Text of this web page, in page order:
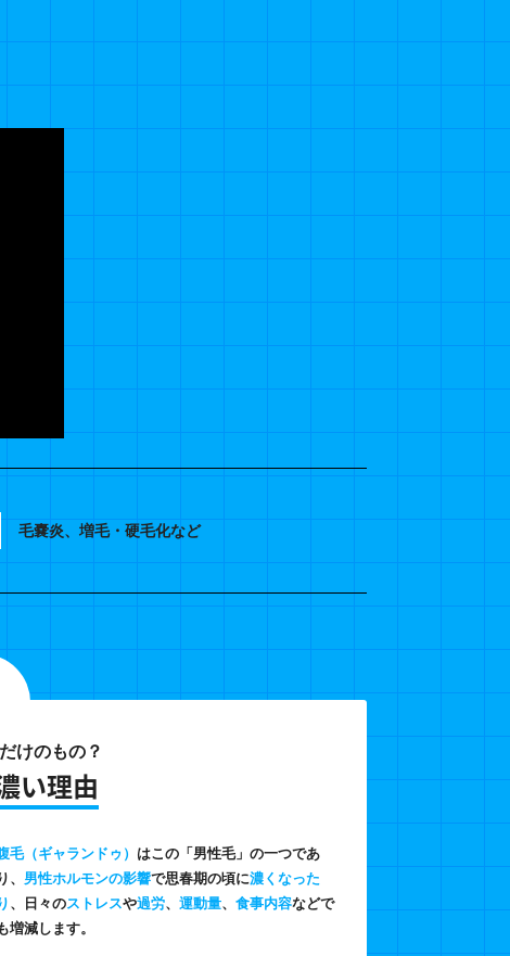
毛嚢炎、増毛・硬毛化など
けのもの？
い理由
毛（ギャランドゥ） はこの「男性毛」の一つであ
、 男性ホルモンの影響で思春期の頃に濃くなった
、日々のストレスや過労、 運動量、 食事内容などで
増減します。